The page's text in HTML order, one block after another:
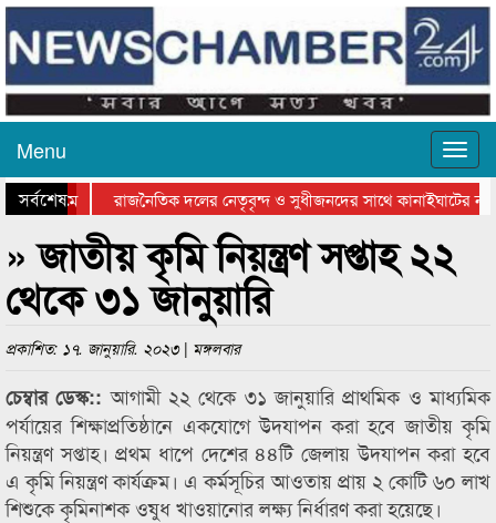
Menu
সর্বশেষ
আটগ্রামে
রাজনৈতিক দলের নেতৃবৃন্দ ও সুধীজনদের সাথে কানাইঘাটের
সিলেটে বাংলাদেশ গ্রুপ থিয়েটার ফেডারেশানের বিভাগীয়
» জাতীয় কৃমি নিয়ন্ত্রণ সপ্তাহ ২২
থেকে ৩১ জানুয়ারি
প্রকাশিত: ১৭. জানুয়ারি. ২০২৩ | মঙ্গলবার
চেম্বার ডেস্ক::আগামী ২২ থেকে ৩১ জানুয়ারি প্রাথমিক ও মাধ্যমিক
পর্যায়ের শিক্ষাপ্রতিষ্ঠানে একযোগে উদযাপন করা হবে জাতীয় কৃমি
নিয়ন্ত্রণ সপ্তাহ। প্রথম ধাপে দেশের ৪৪টি জেলায় উদযাপন করা হবে
এ কৃমি নিয়ন্ত্রণ কার্যক্রম। এ কর্মসূচির আওতায় প্রায় ২ কোটি ৬০ লাখ
শিশুকে কৃমিনাশক ওষুধ খাওয়ানোর লক্ষ্য নির্ধারণ করা হয়েছে।